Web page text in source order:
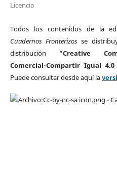
Licencia
Todos los contenidos de la
Cuadernos Fronterizos se
distribución “Creative
Comercial-Compartir Igual
Puede consultar desde aquí la